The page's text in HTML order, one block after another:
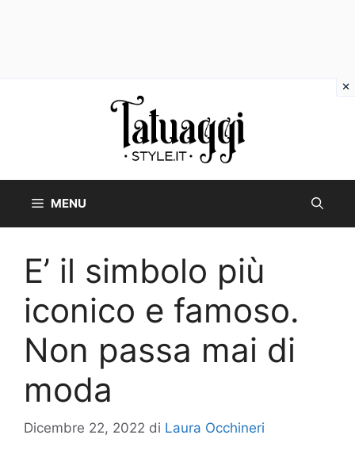
MENU
E’ il simbolo più
iconico e famoso.
Non passa mai di
moda
Dicembre 22, 2022 di Laura Occhineri